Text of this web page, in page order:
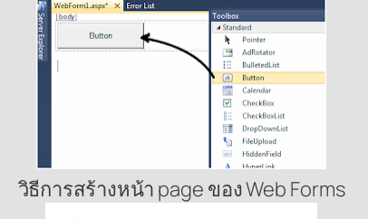
วิธีการสร้างหน้า page ของ Web Forms